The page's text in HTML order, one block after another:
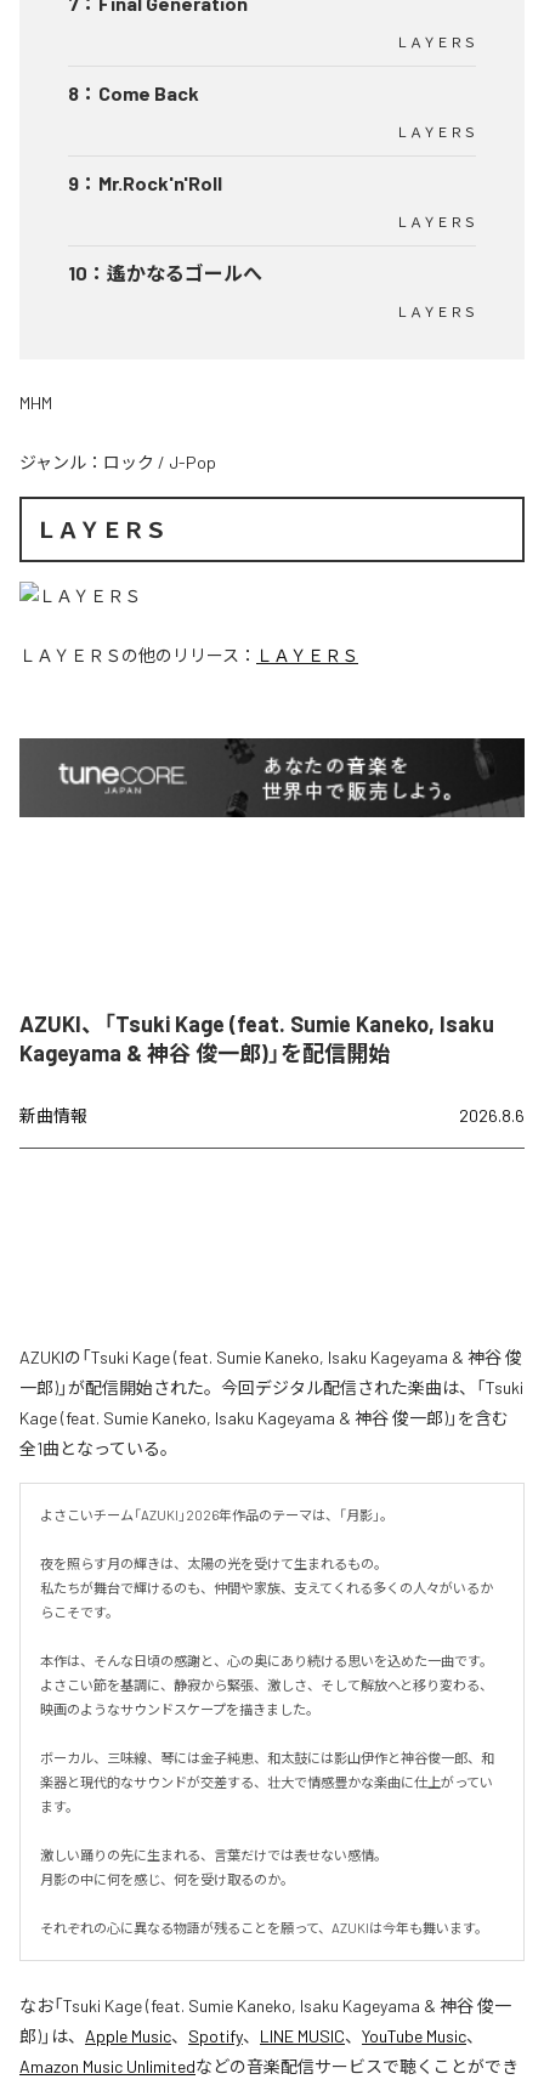
ＬＡＹＥＲＳ
8 ： Come Back
ＬＡＹＥＲＳ
9 ： Mr.Rock'n'Roll
ＬＡＹＥＲＳ
10 ： 遙かなるゴールへ
ＬＡＹＥＲＳ
MHM
ジャンル： ロック / J-Pop
ＬＡＹＥＲＳ
ＬＡＹＥＲＳの他のリリース： ＬＡＹＥＲＳ
AZUKI、「Tsuki Kage (feat. Sumie Kaneko, Isaku
Kageyama & 神谷 俊一郎)」を配信開始
新曲情報 2026.8.6
AZUKIの「Tsuki Kage (feat. Sumie Kaneko, Isaku Kageyama & 神谷 俊
一郎)」が配信開始された。今回デジタル配信された楽曲は、「Tsuki
Kage (feat. Sumie Kaneko, Isaku Kageyama & 神谷 俊一郎)」を含む
全1曲となっている。
よさこいチーム「AZUKI」2026年作品のテーマは、「月影」。
夜を照らす月の輝きは、太陽の光を受けて生まれるもの。
私たちが舞台で輝けるのも、仲間や家族、支えてくれる多くの人々がいるか
らこそです。
本作は、そんな日頃の感謝と、心の奥にあり続ける思いを込めた一曲です。
よさこい節を基調に、静寂から緊張、激しさ、そして解放へと移り変わる、
映画のようなサウンドスケープを描きました。
ボーカル、三味線、琴には金子純恵、和太鼓には影山伊作と神谷俊一郎、和
楽器と現代的なサウンドが交差する、壮大で情感豊かな楽曲に仕上がってい
ます。
激しい踊りの先に生まれる、言葉だけでは表せない感情。
月影の中に何を感じ、何を受け取るのか。
それぞれの心に異なる物語が残ることを願って、AZUKIは今年も舞います。
なお「Tsuki Kage (feat. Sumie Kaneko, Isaku Kageyama & 神谷 俊一
郎)」は、 Apple Music、 Spotify、 LINE MUSIC、 YouTube Music、
Amazon Music Unlimitedなどの音楽配信サービスで聴くことができ